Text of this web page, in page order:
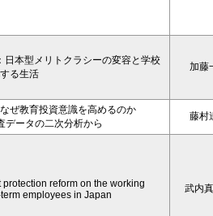
日本型メリトクラシーの変容と学校
る生活
加藤
ぜ教育投資意識を高めるのか
ータの二次分析から
藤村
reform on the working
employees in Japan
武内